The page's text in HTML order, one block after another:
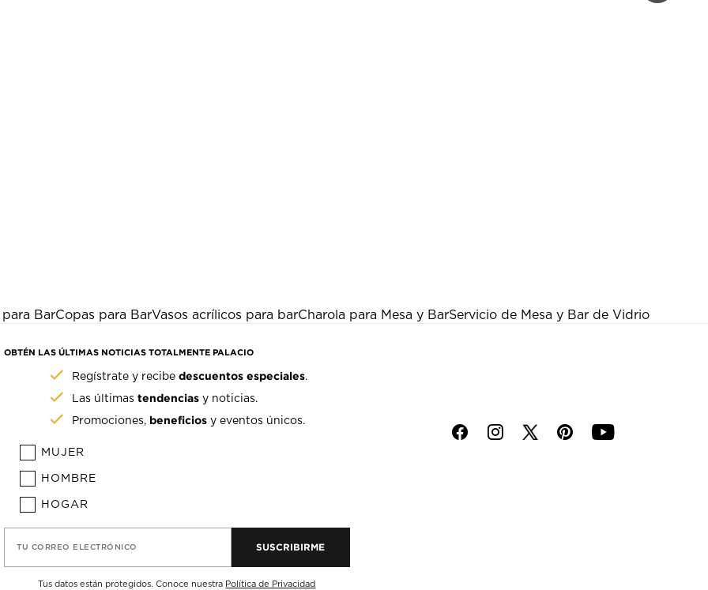
para BarCopas para BarVasos acrílicos para barCharola para Mesa y BarServicio de Mesa y Bar de Vidrio
OBTÉN LAS ÚLTIMAS NOTICIAS TOTALMENTE PALACIO
Regístrate y recibedescuentos especiales.
Las últimastendencias y noticias.
Promociones, beneficios y eventos únicos.
MUJER
HOMBRE
HOGAR
TU CORREO ELECTRÓNICO SUSCRIBIRME
Tus datos están protegidos. Conoce nuestra Política de Privacidad
f i p y